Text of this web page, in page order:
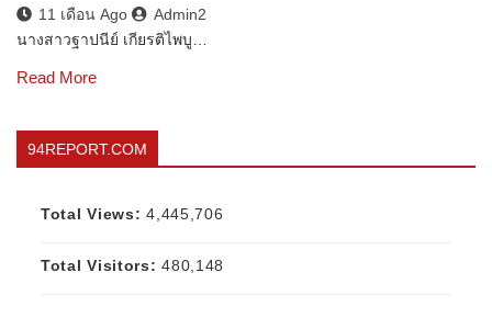
11 เดือน Ago
Admin2
นางสาวฐาปนีย์ เกียรติไพบู…
Read More
94REPORT.COM
Total Views:4,445,706
Total Visitors:480,148